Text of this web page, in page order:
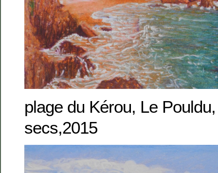
plage du Kérou, Le
secs,2015